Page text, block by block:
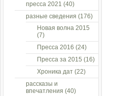
пресса 2021 (40)
разные сведения (176)
Новая волна 2015
(7)
Пресса 2016 (24)
Пресса за 2015 (16)
Хроника дат (22)
рассказы и
впечатления (40)